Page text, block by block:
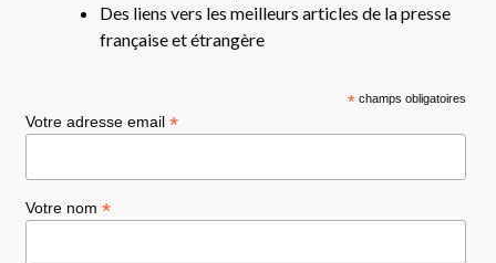
Des liens vers les meilleurs articles de la presse
française et étrangère
* champs obligatoires
Votre adresse email *
Votre nom *